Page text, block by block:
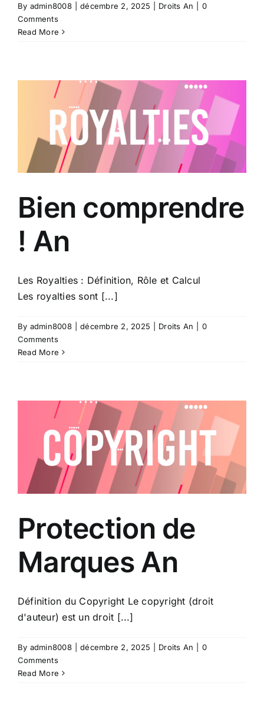
By admin8008 décembre 2, 2025 Droits An
0
Comments
Read More
Bien comprendre
! An
Les Royalties : Définition, Rôle et Calcul
Les royalties sont [...]
By admin8008 décembre 2, 2025 Droits An
0
Comments
Read More
Protection de
Marques An
Définition du Copyright Le copyright (droit
d'auteur) est un droit [...]
By admin8008 décembre 2, 2025 Droits An
0
Comments
Read More